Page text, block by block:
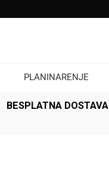
PLANINARENJE
BESPLATNA DOSTAVA